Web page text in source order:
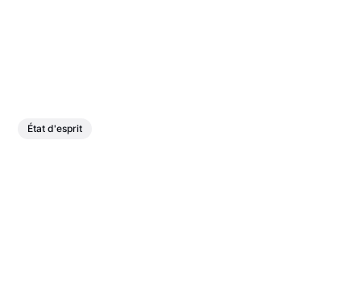
État d'esprit